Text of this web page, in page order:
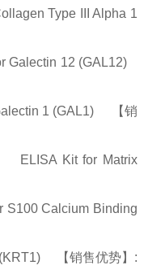
Type III Alpha 1
Galectin 12 (GAL12)
1 (GAL1) 【销
Kit for Matrix
Calcium Binding
【销售优势】: